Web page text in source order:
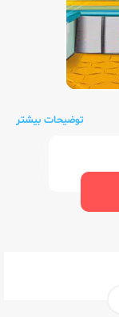
توضیحات بیشتر